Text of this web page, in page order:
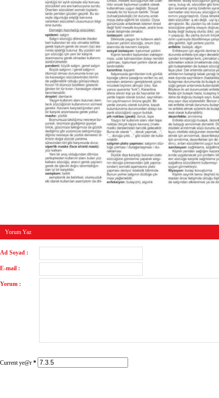
Yorum Yaz
Ad Soyad :
E-mail :
Yorum :
Current ye@r *